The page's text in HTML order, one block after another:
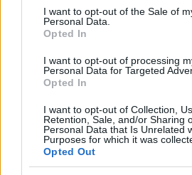
consent section.
I want to opt-out of the Sale of
Personal Data.
Opted In
I want to opt-out of processing
Personal Data for Targeted
Opted In
I want to opt-out of Collection,
Retention, Sale, and/or Sharing
Personal Data that Is Unrelated
Purposes for which it was
Opted Out
Boom del settore tech italiano:
capital nel primo semestre 2026